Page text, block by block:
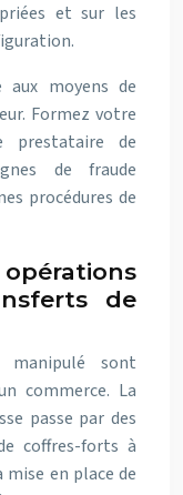
et sur les
moyens de
Formez votre
prestataire de
de fraude
procédures de
de
sont
commerce. La
passe par des
coffres-forts à
en place de